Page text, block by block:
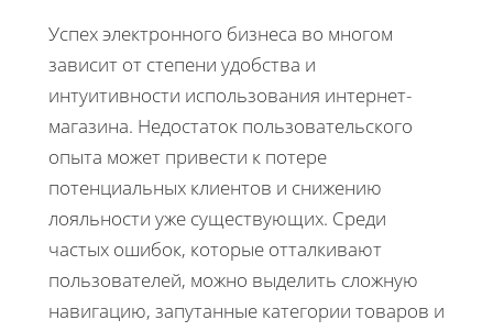
Успех электронного бизнеса во многом
зависит от степени удобства и
интуитивности использования интернет-
магазина. Недостаток пользовательского
опыта может привести к потере
потенциальных клиентов и снижению
лояльности уже существующих. Среди
частых ошибок, которые отталкивают
пользователей, можно выделить сложную
навигацию, запутанные категории товаров и